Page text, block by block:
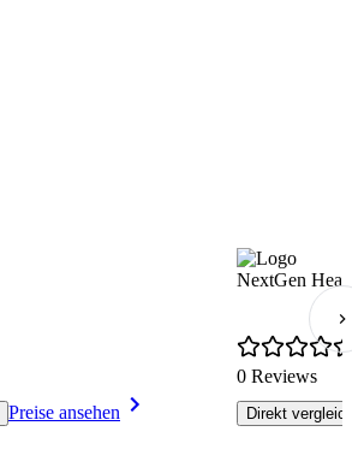
Preise ansehen
NextGen
0 Reviews
Direkt